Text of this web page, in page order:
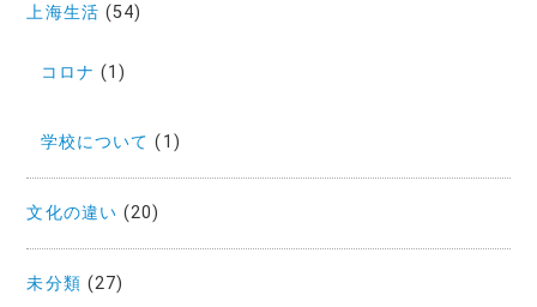
上海生活 (54)
コロナ (1)
学校について (1)
文化の違い (20)
未分類 (27)